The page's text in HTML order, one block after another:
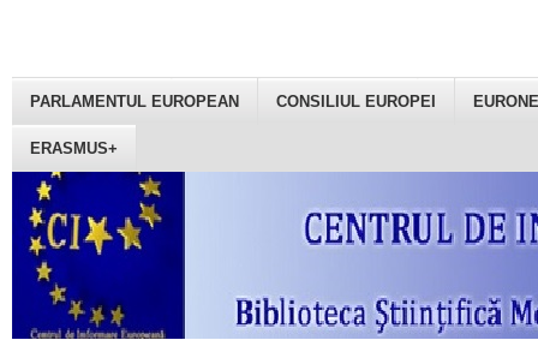
PARLAMENTUL EUROPEAN CONSILIUL EUROPEI
ERASMUS+